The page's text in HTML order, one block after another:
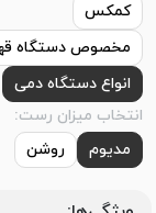
کمکس
مخصوص دستگاه
انواع دستگاه دمی
انتخاب میزان رست:
مدیوم
روشن